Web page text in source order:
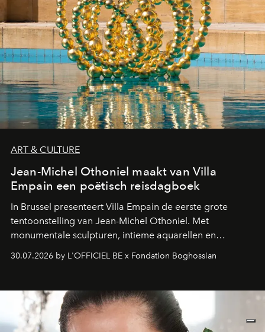
ART & CULTURE
Jean-Michel Othoniel maakt van Villa
Empain een poëtisch reisdagboek
In Brussel presenteert Villa Empain de eerste grote
tentoonstelling van Jean-Michel Othoniel. Met
monumentale sculpturen, intieme aquarellen en
fonkelend Murano-glas creëert de Franse kunstenaar
een emotionele reis waarin elk werk de herinnering
moment van verwondering.
30.07.2026 by L'OFFICIEL BE x Fondation Boghossian